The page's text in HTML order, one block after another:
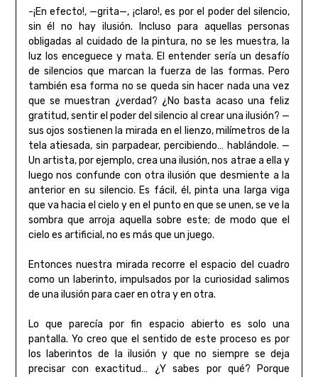
-¡En efecto!, —grita—, ¡claro!, es por el poder del silencio,
sin él no hay ilusión. Incluso para aquellas personas
obligadas al cuidado de la pintura, no se les muestra, la
luz los enceguece y mata. El entender sería un desafío
de silencios que marcan la fuerza de las formas. Pero
también esa forma no se queda sin hacer nada una vez
que se muestran ¿verdad? ¿No basta acaso una feliz
gratitud, sentir el poder del silencio al crear una ilusión? —
sus ojos sostienen la mirada en el lienzo, milímetros de la
tela atiesada, sin parpadear, percibiendo… hablándole. —
Un artista, por ejemplo, crea una ilusión, nos atrae a ella y
luego nos confunde con otra ilusión que desmiente a la
anterior en su silencio. Es fácil, él, pinta una larga viga
que va hacia el cielo y en el punto en que se unen, se ve la
sombra que arroja aquella sobre este; de modo que el
cielo es artificial, no es más que un juego.
Entonces nuestra mirada recorre el espacio del cuadro
como un laberinto, impulsados por la curiosidad salimos
de una ilusión para caer en otra y en otra.
Lo que parecía por fin espacio abierto es solo una
pantalla. Yo creo que el sentido de este proceso es por
los laberintos de la ilusión y que no siempre se deja
precisar con exactitud… ¿Y sabes por qué? Porque